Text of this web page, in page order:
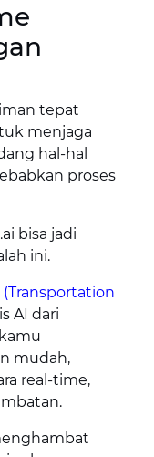
tepat
menjaga
hal-hal
proses
bisa jadi
ini.
(Transportation
AI dari
mudah,
real-time,